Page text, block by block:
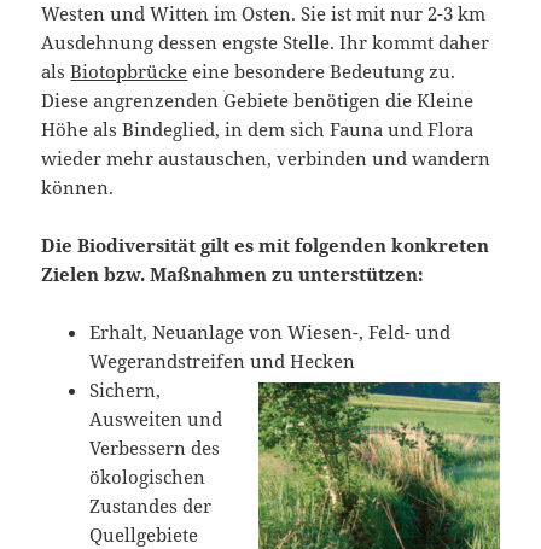
Westen und Witten im Osten. Sie ist mit nur 2-3 km
Ausdehnung dessen engste Stelle. Ihr kommt daher
alsBiotopbrücke eine besondere Bedeutung zu.
Diese angrenzenden Gebiete benötigen die Kleine
Höhe als Bindeglied, in dem sich Fauna und Flora
wieder mehr austauschen, verbinden und wandern
können.
Die Biodiversität gilt es mit folgenden konkreten
Zielen bzw. Maßnahmen zu unterstützen:
Erhalt, Neuanlage von Wiesen-, Feld- und
Wegerandstreifen und Hecken
Sichern,
Ausweiten und
Verbessern des
ökologischen
Zustandes der
Quellgebiete